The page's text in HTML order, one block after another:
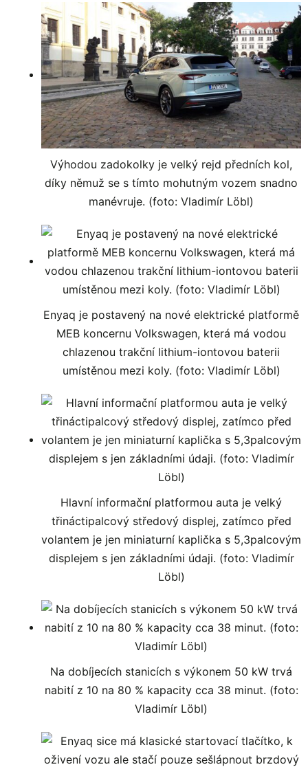
Výhodou zadokolky je velký rejd předních kol,
díky němuž se s tímto mohutným vozem snadno
manévruje. (foto: Vladimír Löbl)
Enyaq je postavený na nové elektrické platformě
MEB koncernu Volkswagen, která má vodou
chlazenou trakční lithium-iontovou baterii
umístěnou mezi koly. (foto: Vladimír Löbl)
Hlavní informační platformou auta je velký
třináctipalcový středový displej, zatímco před
volantem je jen miniaturní kaplička s 5,3palcovým
displejem s jen základními údaji. (foto: Vladimír
Löbl)
Na dobíjecích stanicích s výkonem 50 kW trvá
nabití z 10 na 80 % kapacity cca 38 minut. (foto:
Vladimír Löbl)